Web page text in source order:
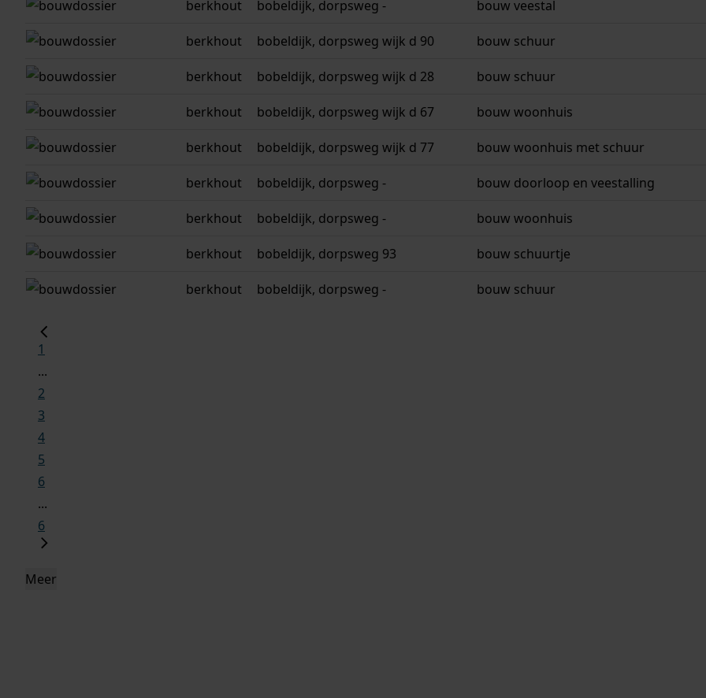
berkhout bobeldijk, dorpsweg - bouw veestal
berkhout bobeldijk, dorpsweg wijk d 90 bouw schuur
berkhout bobeldijk, dorpsweg wijk d 28 bouw schuur
berkhout bobeldijk, dorpsweg wijk d 67 bouw woonhuis
berkhout bobeldijk, dorpsweg wijk d 77 bouw woonhuis met schuur
berkhout bobeldijk, dorpsweg - bouw doorloop en veestalling
berkhout bobeldijk, dorpsweg - bouw woonhuis
berkhout bobeldijk, dorpsweg 93 bouw schuurtje
berkhout bobeldijk, dorpsweg - bouw schuur
1
...
2
3
4
5
6
...
6
Meer